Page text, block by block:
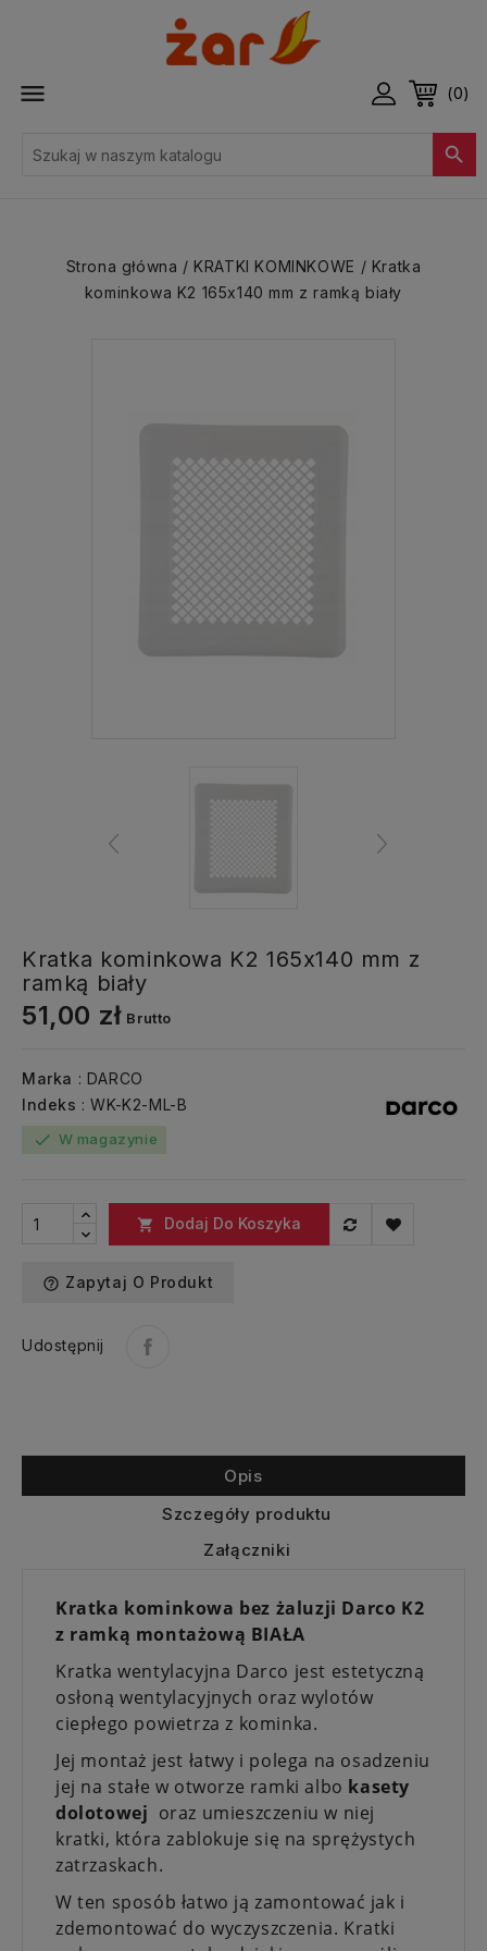
 (0)

Strona główna KRATKI KOMINKOWE
Kratka
kominkowa K2 165x140 mm z ramką biały
Kratka kominkowa K2 165x140 mm z
ramką biały
51,00 zł Brutto
Marka : DARCO
Indeks : WK-K2-ML-B
check W magazynie
 Dodaj Do Koszyka
help_outline Zapytaj O Produkt
Udostępnij
Opis
Szczegóły produktu
Załączniki
Kratka kominkowa bez żaluzji Darco K2
z ramką montażową BIAŁA
Kratka wentylacyjna Darco jest estetyczną
osłoną wentylacyjnych oraz wylotów
ciepłego powietrza z kominka.
Jej montaż jest łatwy i polega na osadzeniu
jej na stałe w otworze ramki albo kasety
dolotowej oraz umieszczeniu w niej
kratki, która zablokuje się na sprężystych
zatrzaskach.
W ten sposób łatwo ją zamontować jak i
zdemontować do wyczyszczenia. Kratki